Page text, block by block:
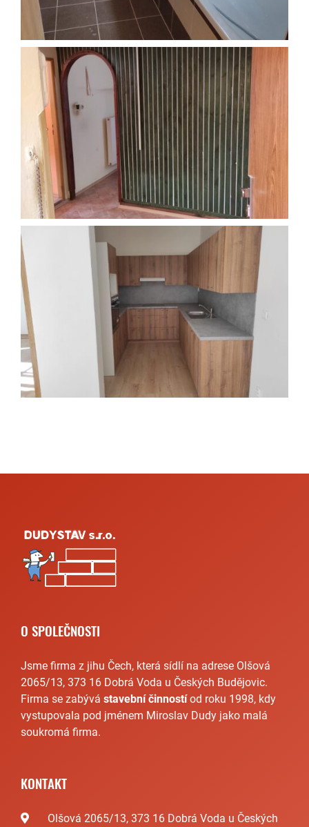
O SPOLEČNOSTI
Jsme firma z jihu Čech, která sídlí na adrese Olšová
2065/13, 373 16 Dobrá Voda u Českých Budějovic.
Firma se zabývá stavební činnostíod roku 1998, kdy
vystupovala pod jménem Miroslav Dudy jako malá
soukromá firma.
KONTAKT
Olšová 2065/13, 373 16 Dobrá Voda u Českých